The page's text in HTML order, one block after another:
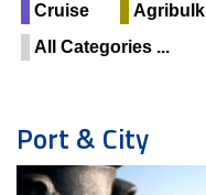
Cruise
Agribulk
All Categories ...
Port & City